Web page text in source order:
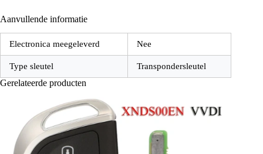
Aanvullende informatie
Electronica meegeleverd Nee
Type sleutel Transpondersleutel
Gerelateerde producten